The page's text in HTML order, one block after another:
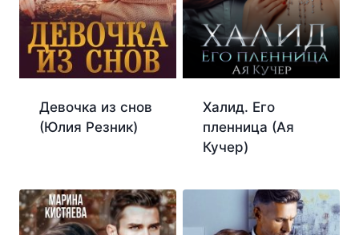
Девочка из снов
(Юлия Резник)
Халид. Его
пленница (Ая
Кучер)